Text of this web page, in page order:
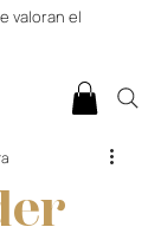
valoran el